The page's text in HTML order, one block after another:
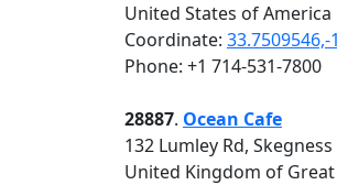
United States of America
Coordinate:
Phone: +1 714-531-7800
28887. Ocean Cafe
132 Lumley Rd, Skegness
United Kingdom of